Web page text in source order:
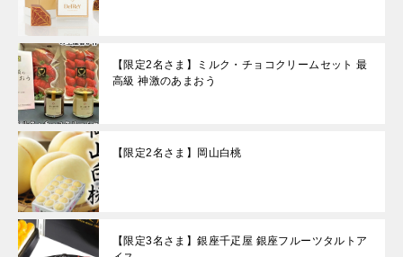
【限定2名さま】ミルク・チョコクリームセット 最
高級 神激のあまおう
【限定2名さま】岡山白桃
【限定3名さま】銀座千疋屋 銀座フルーツタルトア